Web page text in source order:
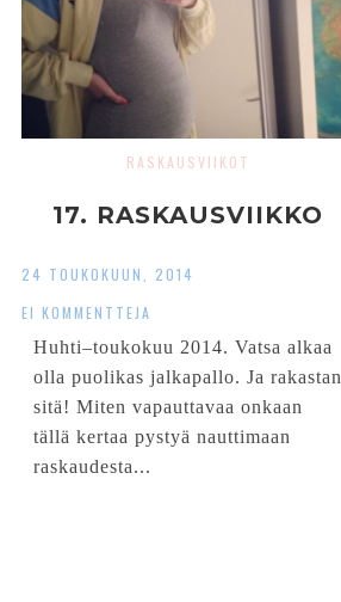
RASKAUSVIIKOT
17. RASKAUSVIIKKO
24 TOUKOKUUN, 2014
EI KOMMENTTEJA
Huhti–toukokuu 2014. Vatsa alkaa
olla puolikas jalkapallo. Ja rakastan
sitä! Miten vapauttavaa onkaan
tällä kertaa pystyä nauttimaan
raskaudesta...